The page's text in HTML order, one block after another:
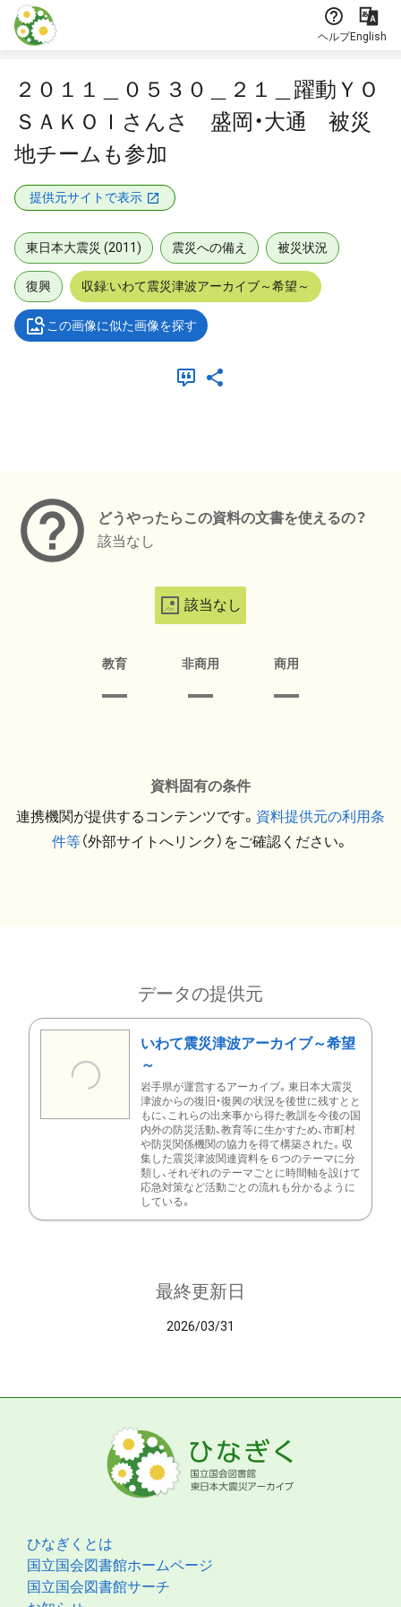
本文に飛ぶ
ヘルプEnglish
２０１１＿０５３０＿２１＿躍動ＹＯ
ＳＡＫＯＩさんさ 盛岡・大通 被災
地チームも参加
提供元サイトで表示
東日本大震災 (2011) 震災への備え 被災状況
復興 収録:いわて震災津波アーカイブ～希望～
この画像に似た画像を探す
どうやったらこの資料の文書を使えるの？
該当なし
該当なし
教育 非商用 商用
資料固有の条件
連携機関が提供するコンテンツです。 資料提供元の利用条
件等（外部サイトへリンク）をご確認ください。
データの提供元
いわて震災津波アーカイブ～希望
～
岩手県が運営するアーカイブ。東日本大震災
津波からの復旧・復興の状況を後世に残すとと
もに、これらの出来事から得た教訓を今後の国
内外の防災活動、教育等に生かすため、市町村
や防災関係機関の協力を得て構築された。収
集した震災津波関連資料を６つのテーマに分
類し、それぞれのテーマごとに時間軸を設けて
応急対策など活動ごとの流れも分かるように
している。
最終更新日
2026/03/31
ひなぎくとは
国立国会図書館ホームページ
国立国会図書館サーチ